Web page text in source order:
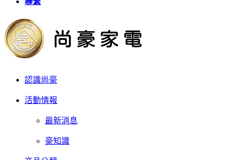
認識尚豪
活動情報
最新消息
豪知識